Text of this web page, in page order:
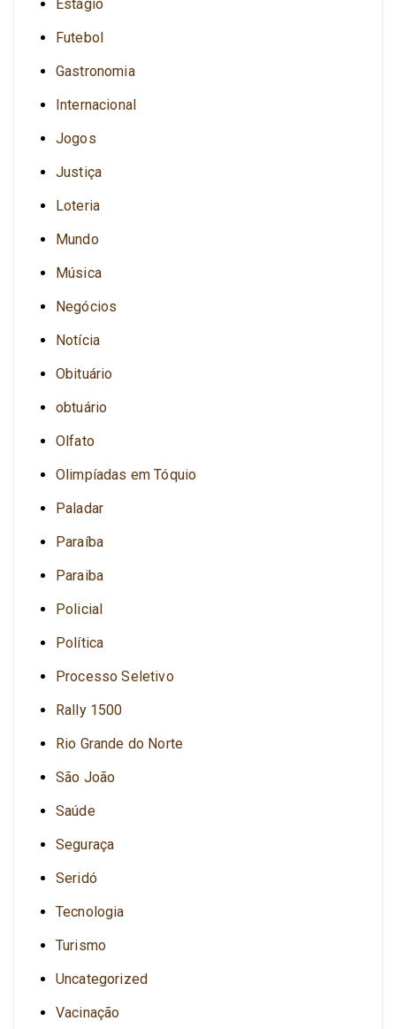
Estágio
Futebol
Gastronomia
Internacional
Jogos
Justiça
Loteria
Mundo
Música
Negócios
Notícia
Obituário
obtuário
Olfato
Olimpíadas em Tóquio
Paladar
Paraíba
Paraiba
Policial
Política
Processo Seletivo
Rally 1500
Rio Grande do Norte
São João
Saúde
Seguraça
Seridó
Tecnologia
Turismo
Uncategorized
Vacinação